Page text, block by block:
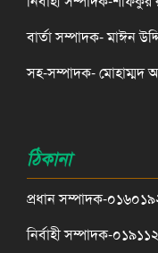
বার্তা সম্পাদক- মাঈন
সহ-সম্পাদক-
ঠিকানা
প্রধান সম্পাদক-
নির্বাহী সম্পাদক-